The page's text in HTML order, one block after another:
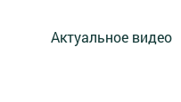
Актуальное видео